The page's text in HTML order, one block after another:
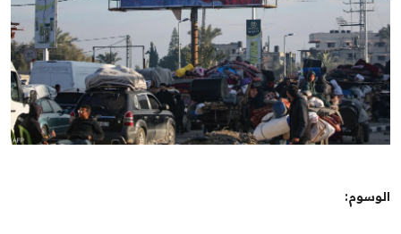
الصحة
رياضة
الشباب
سبوت
الوسوم: